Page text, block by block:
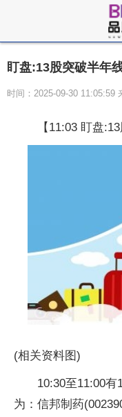
盯盘:13股突破半年
时间：2025-09-30 11:05:59
【11:03 盯盘
(相关资料图)
10:30至11:00有
为：信邦制药